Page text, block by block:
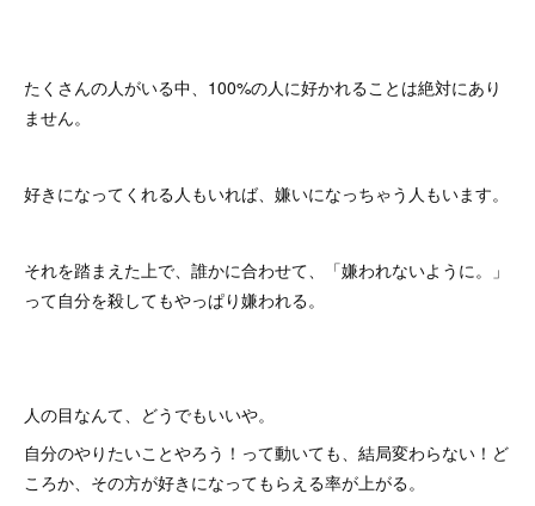
たくさんの人がいる中、100%の人に好かれることは絶対にあり
ません。
好きになってくれる人もいれば、嫌いになっちゃう人もいます。
それを踏まえた上で、誰かに合わせて、「嫌われないように。」
って自分を殺してもやっぱり嫌われる。
人の目なんて、どうでもいいや。
自分のやりたいことやろう！って動いても、結局変わらない！ど
ころか、その方が好きになってもらえる率が上がる。